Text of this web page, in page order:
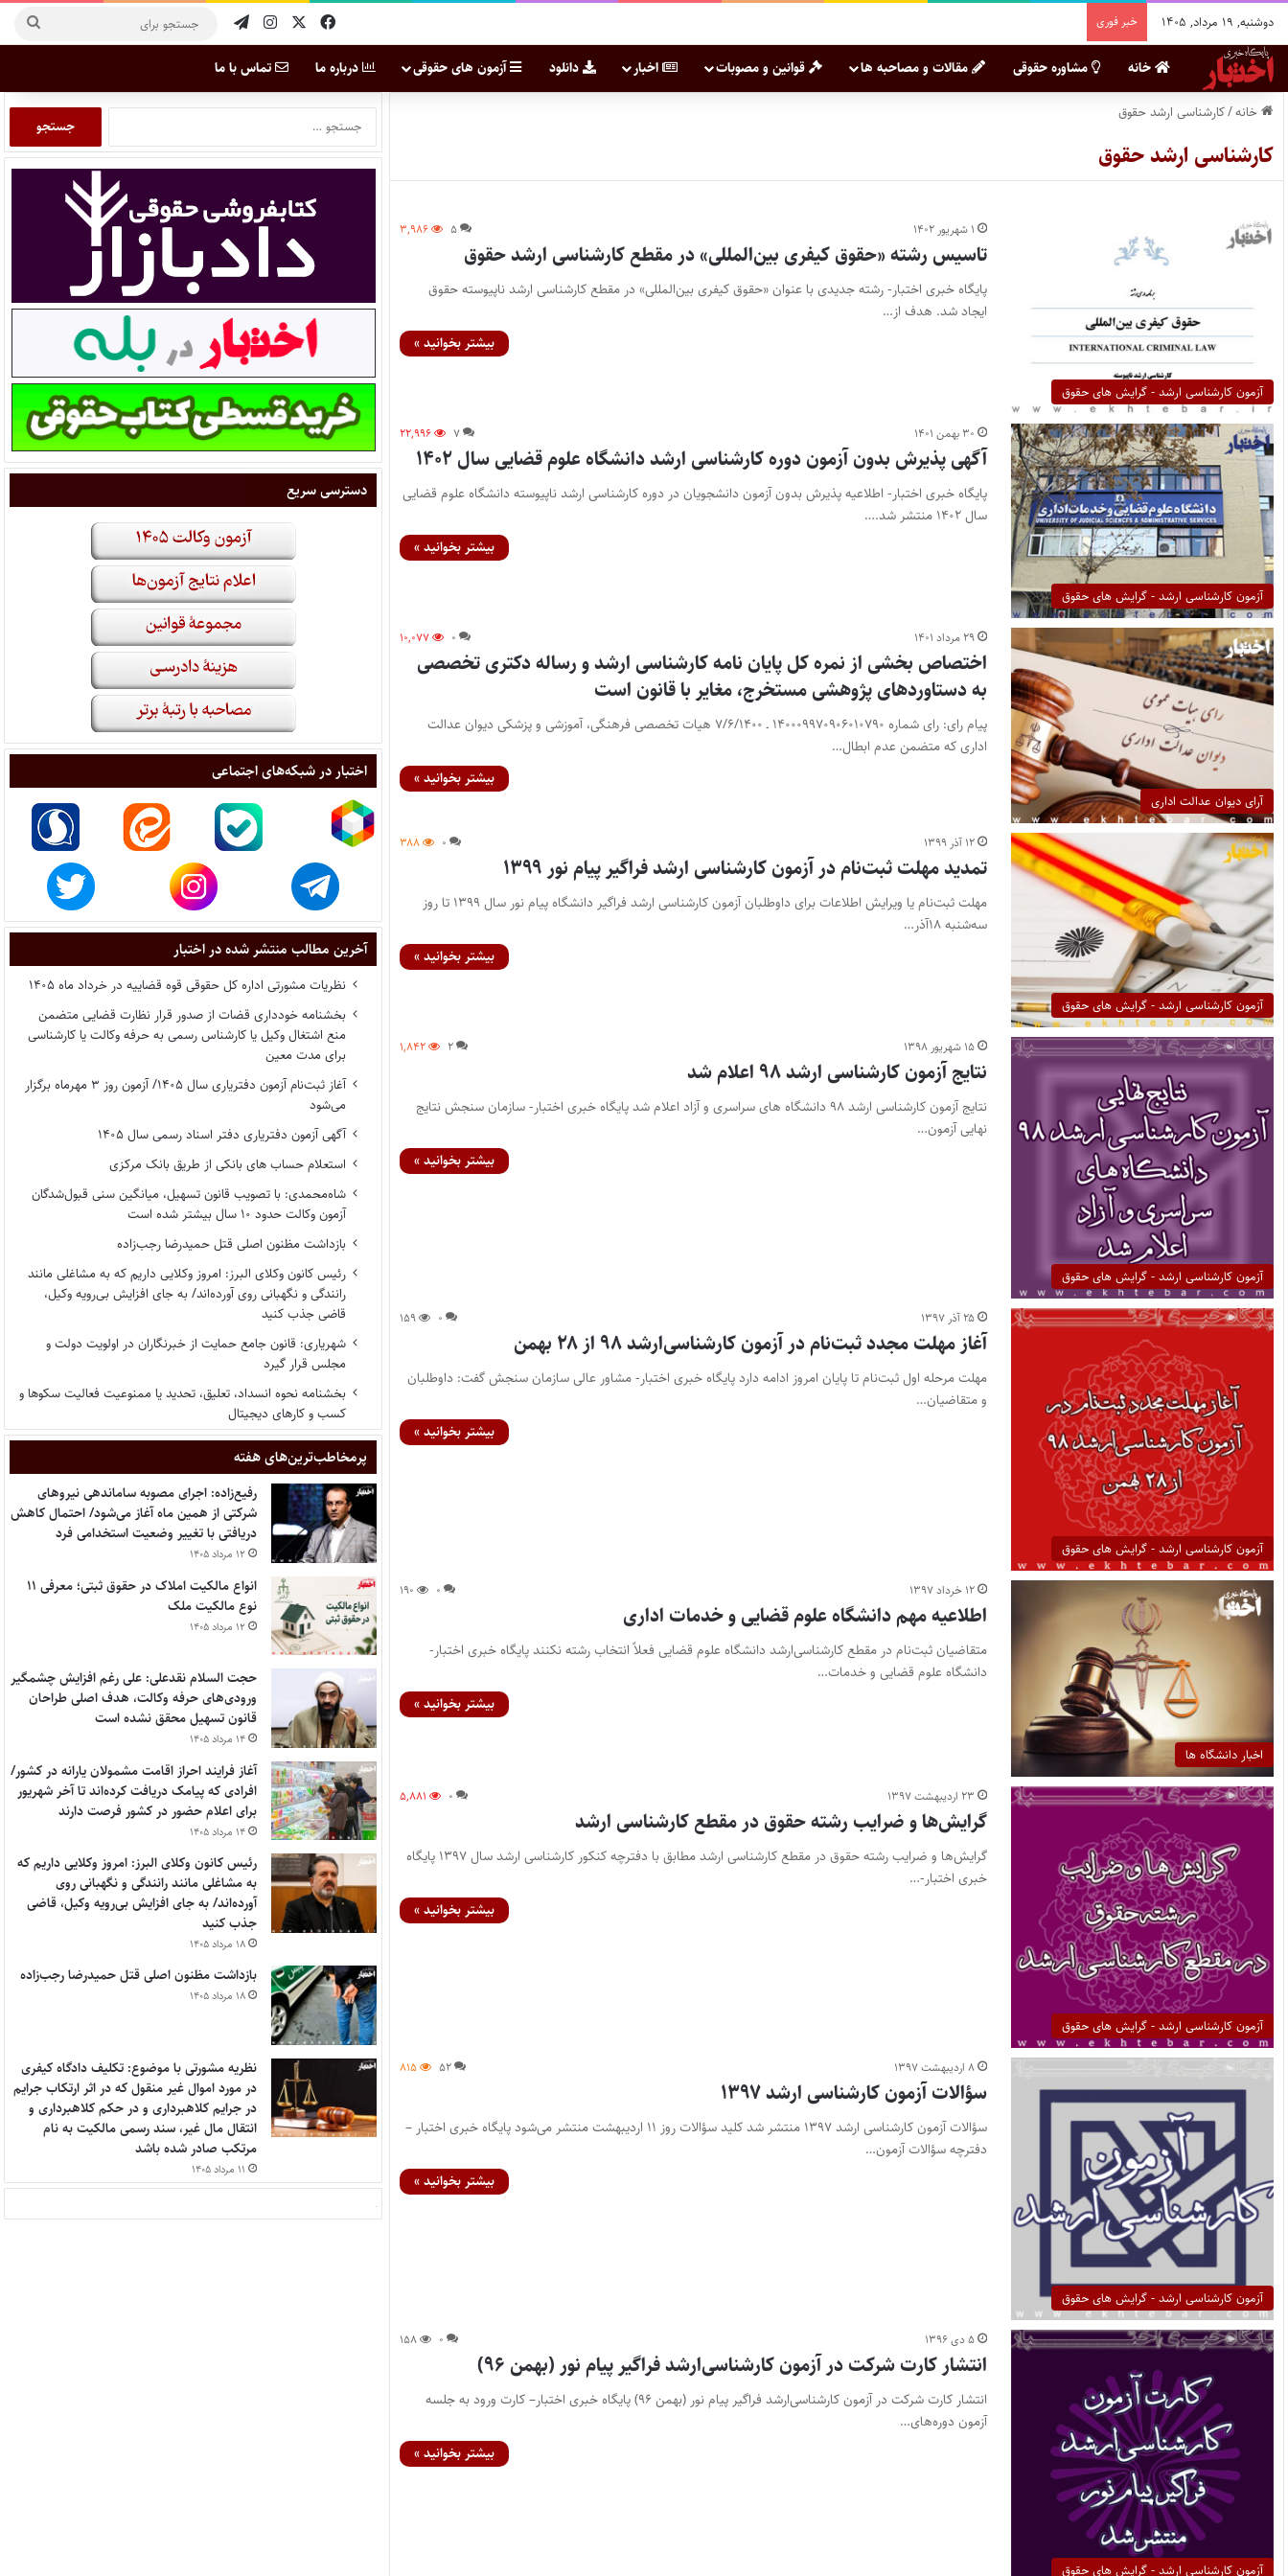
دوشنبه, ۱۹ مرداد, ۱۴۰۵ خبر فوری
خانه مشاوره حقوقی مقالات و مصاحبه ها قوانین و مصوبات اخبار دانلود آزمون های حقوقی درباره ما تماس با ما
خانه/کارشناسی ارشد حقوق
کارشناسی ارشد حقوق
آزمون کارشناسی ارشد - گرایش های حقوق
۱ شهریور ۱۴۰۲ ۵ ۳,۹۸۶
تاسیس رشته «حقوق کیفری بین‌المللی» در مقطع کارشناسی ارشد حقوق
پایگاه خبری اختبار- رشته جدیدی با عنوان «حقوق کیفری بین‌المللی» در مقطع کارشناسی ارشد ناپیوسته حقوق
ایجاد شد. هدف از…
بیشتر بخوانید »
آزمون کارشناسی ارشد - گرایش های حقوق
۳۰ بهمن ۱۴۰۱ ۷ ۲۲,۹۹۶
آگهی پذیرش بدون آزمون دوره کارشناسی ارشد دانشگاه علوم قضایی سال ۱۴۰۲
پایگاه خبری اختبار- اطلاعیه پذیرش بدون آزمون دانشجویان در دوره کارشناسی ارشد ناپیوسته دانشگاه علوم قضایی
سال ۱۴۰۲ منتشر شد.…
بیشتر بخوانید »
آرای دیوان عدالت اداری
۲۹ مرداد ۱۴۰۱ ۰ ۱۰,۰۷۷
اختصاص بخشی از نمره کل پایان نامه کارشناسی ارشد و رساله دکتری تخصصی
به دستاوردهای پژوهشی مستخرج، مغایر با قانون است
پیام رای: رای شماره ۱۴۰۰۰۹۹۷۰۹۰۶۰۱۰۷۹۰ ـ ۷/۶/۱۴۰۰ هیات تخصصی فرهنگی، آموزشی و پزشکی دیوان عدالت
اداری که متضمن عدم ابطال…
بیشتر بخوانید »
آزمون کارشناسی ارشد - گرایش های حقوق
۱۲ آذر ۱۳۹۹ ۰ ۳۸۸
تمدید مهلت ثبت‌نام در آزمون کارشناسی ارشد فراگیر پیام نور ۱۳۹۹
مهلت ثبت‌نام یا ویرایش اطلاعات برای داوطلبان آزمون کارشناسی ارشد فراگیر دانشگاه پیام نور سال ۱۳۹۹ تا روز
سه‌شنبه ۱۸آذر…
بیشتر بخوانید »
آزمون کارشناسی ارشد - گرایش های حقوق
۱۵ شهریور ۱۳۹۸ ۲ ۱,۸۴۲
نتایج آزمون کارشناسی ارشد ۹۸ اعلام شد
نتایج آزمون کارشناسی ارشد ۹۸ دانشگاه های سراسری و آزاد اعلام شد پایگاه خبری اختبار- سازمان سنجش نتایج
نهایی آزمون…
بیشتر بخوانید »
آزمون کارشناسی ارشد - گرایش های حقوق
۲۵ آذر ۱۳۹۷ ۰ ۱۵۹
آغاز مهلت مجدد ثبت‌نام در آزمون کارشناسی‌ارشد ۹۸ از ۲۸ بهمن
مهلت مرحله اول ثبت‌نام تا پایان امروز ادامه دارد پایگاه خبری اختبار- مشاور عالی سازمان سنجش گفت: داوطلبان
و متقاضیان…
بیشتر بخوانید »
اخبار دانشگاه ها
۱۲ خرداد ۱۳۹۷ ۰ ۱۹۰
اطلاعیه مهم دانشگاه علوم قضایی و خدمات اداری
متقاضیان ثبت‌نام در مقطع کارشناسی‌ارشد دانشگاه علوم قضایی فعلاً انتخاب رشته نکنند پایگاه خبری اختبار-
دانشگاه علوم قضایی و خدمات…
بیشتر بخوانید »
آزمون کارشناسی ارشد - گرایش های حقوق
۲۳ اردیبهشت ۱۳۹۷ ۰ ۵,۸۸۱
گرایش‌ها و ضرایب رشته حقوق در مقطع کارشناسی ارشد
گرایش‌ها و ضرایب رشته حقوق در مقطع کارشناسی ارشد مطابق با دفترچه کنکور کارشناسی ارشد سال ۱۳۹۷ پایگاه
خبری اختبار-…
بیشتر بخوانید »
آزمون کارشناسی ارشد - گرایش های حقوق
۸ اردیبهشت ۱۳۹۷ ۵۲ ۸۱۵
سؤالات آزمون کارشناسی ارشد ۱۳۹۷
سؤالات آزمون کارشناسی ارشد ۱۳۹۷ منتشر شد کلید سؤالات روز ۱۱ اردیبهشت منتشر می‌شود پایگاه خبری اختبار –
دفترچه سؤالات آزمون…
بیشتر بخوانید »
آزمون کارشناسی ارشد - گرایش های حقوق
۵ دی ۱۳۹۶ ۰ ۱۵۸
انتشار کارت شرکت در آزمون کارشناسی‌ارشد فراگیر پیام نور (بهمن ۹۶)
انتشار کارت شرکت در آزمون کارشناسی‌ارشد فراگیر پیام نور (بهمن ۹۶) پایگاه خبری اختبار– کارت ورود به جلسه
آزمون دوره‌های…
بیشتر بخوانید »
دسترسی سریع
اختبار در شبکه‌های اجتماعی
آخرین مطالب منتشر شده در اختبار
نظریات مشورتی اداره کل حقوقی قوه قضاییه در خرداد ماه ۱۴۰۵
بخشنامه خودداری قضات از صدور قرار نظارت قضایی متضمن
منع اشتغال وکیل یا کارشناس رسمی به حرفه وکالت یا کارشناسی
برای مدت معین
آغاز ثبت‌نام آزمون دفتریاری سال ۱۴۰۵/ آزمون روز ۳ مهرماه برگزار
می‌شود
آگهی آزمون دفتریاری دفتر اسناد رسمی سال ۱۴۰۵
استعلام حساب های بانکی از طریق بانک مرکزی
شاه‌محمدی: با تصویب قانون تسهیل، میانگین سنی قبول‌شدگان
آزمون وکالت حدود ۱۰ سال بیشتر شده است
بازداشت مظنون اصلی قتل حمیدرضا رجب‌زاده
رئیس کانون وکلای البرز: امروز وکلایی داریم که به مشاغلی مانند
رانندگی و نگهبانی روی آورده‌اند/ به جای افزایش بی‌رویه وکیل،
قاضی جذب کنید
شهریاری: قانون جامع حمایت از خبرنگاران در اولویت دولت و
مجلس قرار گیرد
بخشنامه نحوه انسداد، تعلیق، تحدید یا ممنوعیت فعالیت سکوها و
کسب و کارهای دیجیتال
پر‌مخاطب‌ترین‌های هفته
رفیع‌زاده: اجرای مصوبه ساماندهی نیروهای
شرکتی از همین ماه آغاز می‌شود/ احتمال کاهش
دریافتی با تغییر وضعیت استخدامی فرد
۱۲ مرداد ۱۴۰۵
انواع مالکیت املاک در حقوق ثبتی؛ معرفی ۱۱
نوع مالکیت ملک
۱۲ مرداد ۱۴۰۵
حجت السلام نقدعلی: علی رغم افزایش چشمگیر
ورودی‌های حرفه وکالت، هدف اصلی طراحان
قانون تسهیل محقق نشده است
۱۴ مرداد ۱۴۰۵
آغاز فرایند احراز اقامت مشمولان یارانه در کشور/
افرادی که پیامک دریافت کرده‌اند تا آخر شهریور
برای اعلام حضور در کشور فرصت دارند
۱۴ مرداد ۱۴۰۵
رئیس کانون وکلای البرز: امروز وکلایی داریم که
به مشاغلی مانند رانندگی و نگهبانی روی
آورده‌اند/ به جای افزایش بی‌رویه وکیل، قاضی
جذب کنید
۱۸ مرداد ۱۴۰۵
بازداشت مظنون اصلی قتل حمیدرضا رجب‌زاده
۱۸ مرداد ۱۴۰۵
نظریه مشورتی با موضوع: تکلیف دادگاه کیفری
در مورد اموال غیر منقول که در اثر ارتکاب جرایم
در جرایم کلاهبرداری و در حکم کلاهبرداری و
انتقال مال غیر، سند رسمی مالکیت به نام
مرتکب صادر شده باشد
۱۱ مرداد ۱۴۰۵